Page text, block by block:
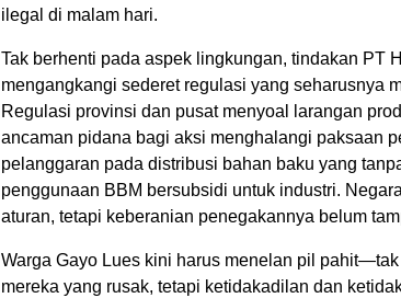
ilegal di malam hari.
Tak berhenti pada aspek lingkungan, tindakan PT
mengangkangi sederet regulasi yang seharusnya
Regulasi provinsi dan pusat menyoal larangan
ancaman pidana bagi aksi menghalangi paksaan
pelanggaran pada distribusi bahan baku yang
penggunaan BBM bersubsidi untuk industri.
aturan, tetapi keberanian penegakannya belum
Warga Gayo Lues kini harus menelan pil
mereka yang rusak, tetapi ketidakadilan dan